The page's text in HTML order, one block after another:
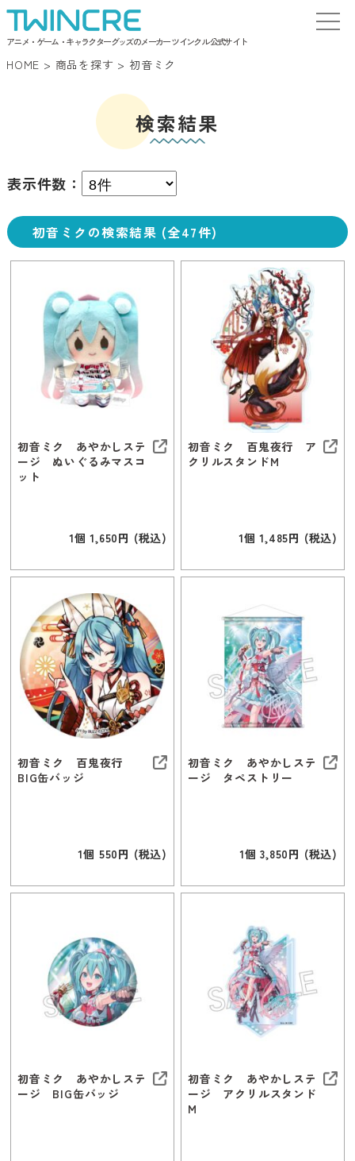
アニメ・ゲーム・キャラクターグッズのメーカー ツインクル 公式サイト
HOME > 商品を探す > 初音ミク
検索結果
表示件数：
初音ミクの検索結果 (全47件)
初音ミク あやかしステ
ージ ぬいぐるみマスコ
ット
1個 1,650円 (税込)
初音ミク 百鬼夜行 ア
クリルスタンドM
1個 1,485円 (税込)
初音ミク 百鬼夜行
BIG缶バッジ
1個 550円 (税込)
初音ミク あやかしステ
ージ タペストリー
1個 3,850円 (税込)
初音ミク あやかしステ
ージ BIG缶バッジ
初音ミク あやかしステ
ージ アクリルスタンド
M